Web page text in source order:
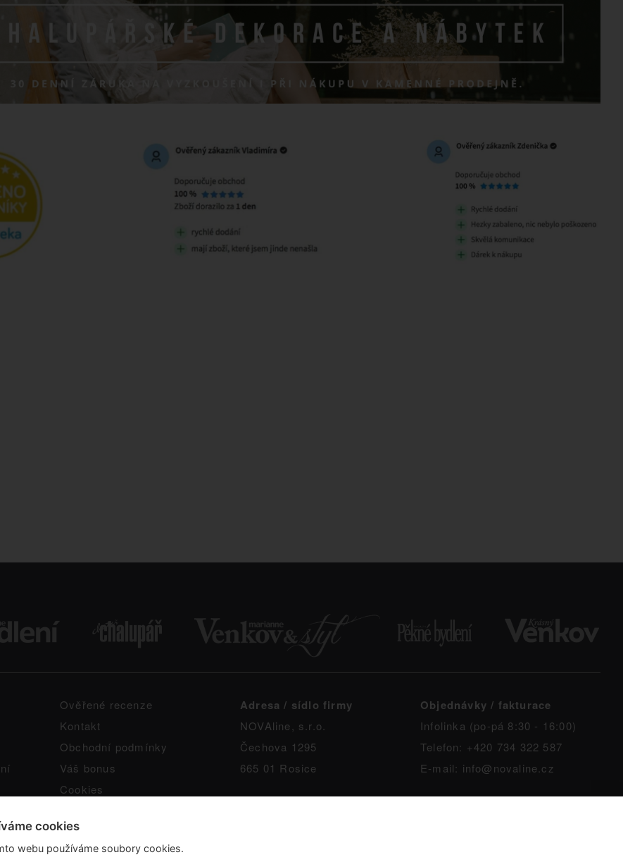
Ověřené recenze
Kontakt
Obchodní podmínky
Váš bonus
Cookies
Adresa / sídlo firmy
NOVAline, s.r.o.
Čechova 1295
665 01 Rosice
Objednávky / fakturace
Infolinka (po-pá 8:30 - 16:00)
Telefon: +420 734 322 587
E-mail: info@novaline.cz
cookies
webu používáme soubory cookies.